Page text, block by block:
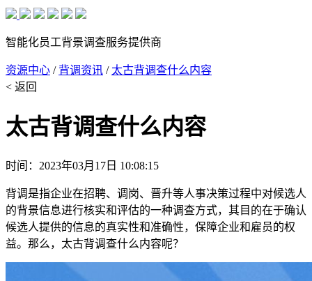
智能化员工背景调查服务提供商
资源中心 / 背调资讯 / 太古背调查什么内容
< 返回
太古背调查什么内容
时间：2023年03月17日 10:08:15
背调是指企业在招聘、调岗、晋升等人事决策过程中对候选人
的背景信息进行核实和评估的一种调查方式，其目的在于确认
候选人提供的信息的真实性和准确性，保障企业和雇员的权
益。那么，太古背调查什么内容呢？